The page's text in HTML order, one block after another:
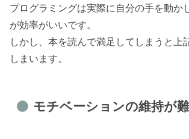
プログラミングは実際に自分の手を動か
が効率がいいです。
しかし、本を読んで満足してしまうと上
しまいます。
モチベーションの維持が